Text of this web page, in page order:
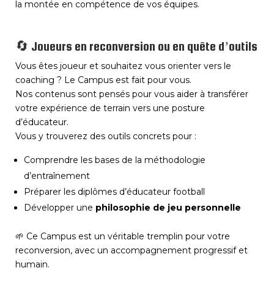
la montée en compétence de vos équipes.
🔄 Joueurs en reconversion ou en quête d’outils
Vous êtes joueur et souhaitez vous orienter vers le
coaching ? Le Campus est fait pour vous.
Nos contenus sont pensés pour vous aider à transférer
votre expérience de terrain vers une posture
d’éducateur.
Vous y trouverez des outils concrets pour :
Comprendre les bases de la méthodologie
d’entraînement
Préparer les diplômes d’éducateur football
Développer une philosophie de jeu personnelle
🌱 Ce Campus est un véritable tremplin pour votre
reconversion, avec un accompagnement progressif et
humain.